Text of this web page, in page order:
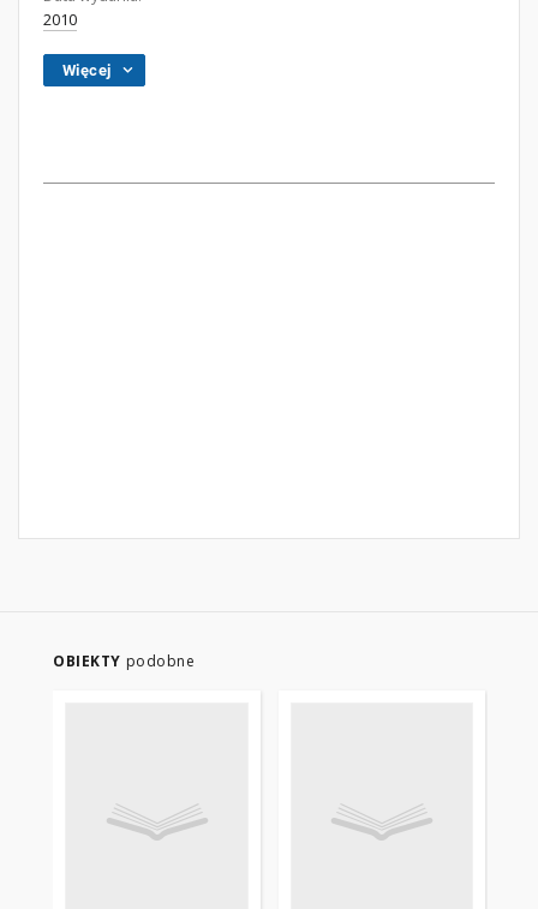
2010
Więcej
OBIEKTY podobne